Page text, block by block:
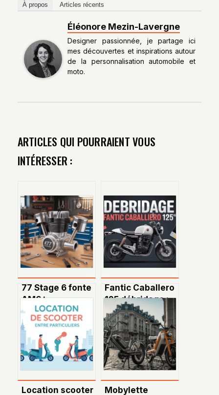
À propos Articles récents
Éléonore Mezin-Lavergne
Designer passionnée, je partage ici
mes découvertes et inspirations autour
de la personnalisation automobile et
moto.
ARTICLES QUI POURRAIENT VOUS
INTÉRESSER :
77 Stage 6 fonte
AM6 :
Performances,
réglages et
montage – Guide
complet
Fantic Caballero
125 débridage :
ce qu’il faut
vraiment savoir
Location scooter
Mobylette